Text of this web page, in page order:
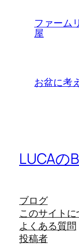
ファーム
屋
お盆に考
LUCAの
ブログ
このサイトに
よくある質問
投稿者